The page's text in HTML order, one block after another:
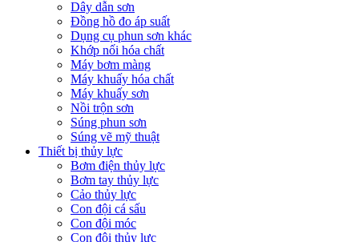
Dây dẫn sơn
Đồng hồ đo áp suất
Dụng cụ phun sơn khác
Khớp nối hóa chất
Máy bơm màng
Máy khuấy hóa chất
Máy khuấy sơn
Nồi trộn sơn
Súng phun sơn
Súng vẽ mỹ thuật
Thiết bị thủy lực
Bơm điện thủy lực
Bơm tay thủy lực
Cảo thủy lực
Con đội cá sấu
Con đội móc
Con đội thủy lực